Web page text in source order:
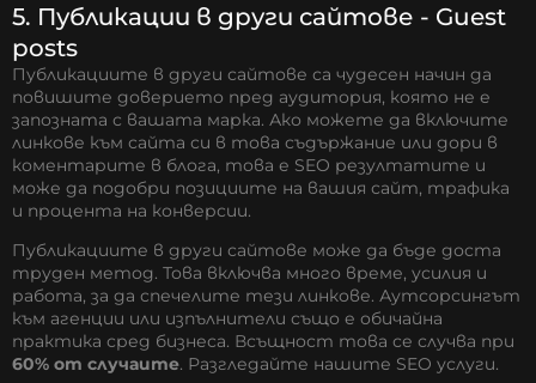
5. Публикации в други сайтове - Guest
posts
Публикациите в други сайтове са чудесен начин да
повишите доверието пред аудитория, която не е
запозната с вашата марка. Ако можете да включите
линкове към сайта си в това съдържание или дори в
коментарите в блога, това е SEO резултатите и
може да подобри позициите на вашия сайт, трафика
и процента на конверсии.
Публикациите в други сайтове може да бъде доста
труден метод. Това включва много време, усилия и
работа, за да спечелите тези линкове. Аутсорсингът
към агенции или изпълнители също е обичайна
практика сред бизнеса. Всъщност това се случва при
60% от случаите. Разгледайте нашите SEO услуги.